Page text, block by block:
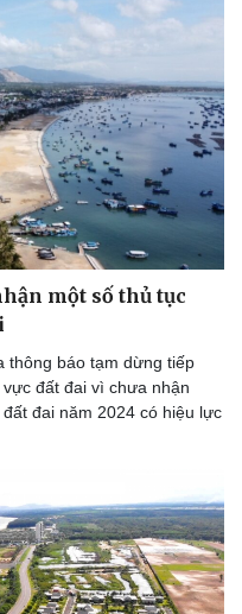
nghiệm
đổi số
một số thủ tục
thông báo tạm dừng tiếp
đất đai vì chưa nhận
đai năm 2024 có hiệu lực